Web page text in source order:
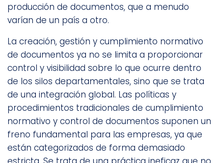
producción de documentos, que a menudo
varían de un país a otro.
La creación, gestión y cumplimiento normativo
de documentos ya no se limita a proporcionar
control y visibilidad sobre lo que ocurre dentro
de los silos departamentales, sino que se trata
de una integración global. Las políticas y
procedimientos tradicionales de cumplimiento
normativo y control de documentos suponen un
freno fundamental para las empresas, ya que
están categorizados de forma demasiado